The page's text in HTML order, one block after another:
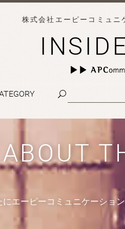
株式会社エーピーコミュニ
ABOUT
にエーピーコミュニケーショ